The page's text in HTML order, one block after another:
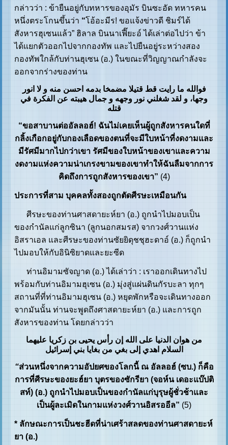
กล่าวว่า : ข้ายืนอยู่กับทหารของอุมัร บินซะอัด ทหารคน
หนึ่งตระโกนขึ้นว่า “โอ้อะมีร! ขอแจ้งข่าวดี ชิมร์ได้
สังหารฮุเซนแล้ว” ฮิลาล บินนาเฟี๊ยะอ์ ได้เล่าต่อไปว่า ข้า
ได้แยกตัวออกไปจากกองทัพ และไปยืนอยู่ระหว่างสอง
กองทัพใกล้กับท่านฮุเซน (อ.) ในขณะที่วิญญาณกำลังจะ
ออกจากร่างของท่าน
فوالله ما رايت قط قتيلا مضمخا بدمه احسن منه و لا انور
وجها، و لقد شغلني نور وجهه و جمال هيبته عن الفكرة في
قتله
“ขอสาบานต่ออัลลอฮ์! ฉันไม่เคยเห็นผู้ถูกสังหารคนใดที่
กลิ้งเกือกอยู่กับกองเลือดของตนที่จะมีใบหน้าที่งดงามและ
มีรัศมีมากไปกว่าเขา รัศมีของใบหน้าของเขาและความ
งดงามแห่งความน่าเกรงขามของเขาทำให้ฉันลืมจากการ
คิดถึงการถูกสังหารของเขา” (4)
ประการที่สาม บุคคลทั้งสองถูกตัดศีรษะเหมือนกัน
ศีรษะของท่านศาสดายะห์ยา (อ.) ถูกนำไปมอบเป็น
ของกำนัลแก่ลูกซินา (ลูกนอกสมรส) จากวงศ์วานแห่ง
อิสราเอล และศีรษะของท่านซัยยิดุชชุฮะดาอ์ (อ.) ก็ถูกนำ
ไปมอบให้กับอินิซิยาดและยะซีด
ท่านอิมามซัจญาด (อ.) ได้เล่าว่า : เราออกเดินทางไป
พร้อมกับท่านอิมามฮุเซน (อ.) มุ่งสู่แผ่นดินกัรบะลา ทุกๆ
สถานที่ที่ท่านอิมามฮุเซน (อ.) หยุดพักหรือจะเดินทางออก
จากมันนั้น ท่านจะพูดถึงศาสดายะห์ยา (อ.) และการถูก
สังหารของท่าน โดยกล่าวว่า
من هوان الدنيا على الله إن رأس يحيى بن زكريا عليهما
السلام اهدي إلى بغي من بغايا بني إسرائيل
“ส่วนหนึ่งจากความอัปยศของโลกนี้ ณ อัลลอฮ์ (ซบ.) ก็คือ
การที่ศีรษะของยะฮ์ยา บุตรของซักรียา (จอห์น เดอะแบ๊ปติ
สท์) (อ.) ถูกนำไปมอบเป็นของกำนัลแก่บุรุษผู้ชั่วช้าและ
เป็นผู้ละเมิดในกามแห่งวงศ์วานอิสรออีล” (5)
* ลักษณะการเป็นชะฮีดที่น่าเศร้าสลดของท่านศาสดายะห์
ยา (อ.)